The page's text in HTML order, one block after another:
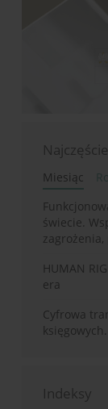
Miesiąc
świecie.
HUMAN
era
Cyfrowa
Indeksy